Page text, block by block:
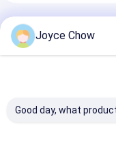
Prodotti
Joyce Chow
Good day, what